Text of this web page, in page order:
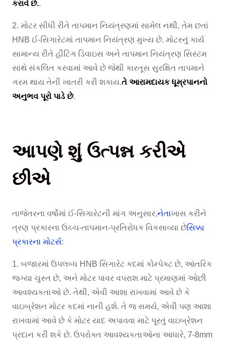
કરાવે છે..
2. મોટર સીધી રીતે તાપમાન નિયંત્રણમાં સામેલ નથી, તેમ છતાં
HNB ઈ-સિગારેટમાં તાપમાન નિયંત્રણ મુખ્ય છે. મોટરનું કાર્ય
સામાન્ય રીતે હીટિંગ ડિવાઇસ અને તાપમાન નિયંત્રણ સિસ્ટમ
સાથે સંકલિત કરવામાં આવે છે જેથી કારતૂસ સુરક્ષિત તાપમાને
ગરમ થાય તેની ખાતરી કરી શકાય.તે આરામદાયક ધૂમ્રપાનનો
અનુભવ પૂરો પાડે છે.
આપણે શું ઉત્પન્ન કરીએ
છીએ
તાજેતરના વર્ષોમાં ઈ-સિગારેટની માંગ અનુસાર,નેતાખાસ કરીને
ત્રણ પ્રકારના ઉચ્ચ-તાપમાન-પ્રતિરોધક વિકસાવ્યા છેસિક્કા
પ્રકારના મોટર્સ:
1. બજારમાં ઉપલબ્ધ HNB સિગારેટ કદમાં કોમ્પેક્ટ છે, આંતરિક
જગ્યા ચુસ્ત છે, અને મોટર પાવર વપરાશ માટે પ્રમાણમાં ઓછી
આવશ્યકતાઓ છે. તેથી, એવી આશા રાખવામાં આવે છે કે
વાઇબ્રેશન મોટર કદમાં નાની હશે. તે જ સમયે, એવી પણ આશા
રાખવામાં આવે છે કે મોટર યાદ અપાવવા માટે પૂરતું વાઇબ્રેશન
પ્રદાન કરી શકે છે. ઉપરોક્ત આવશ્યકતાઓના આધારે, 7-8mm